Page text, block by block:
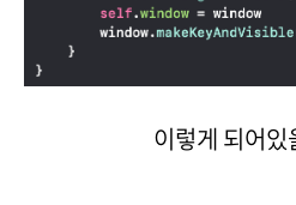
이렇게 되어있